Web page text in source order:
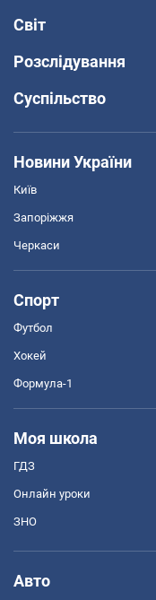
Світ
Розслідування
Суспільство
Новини України
Київ
Запоріжжя
Черкаси
Спорт
Футбол
Хокей
Формула-1
Моя школа
ГДЗ
Онлайн уроки
ЗНО
Авто